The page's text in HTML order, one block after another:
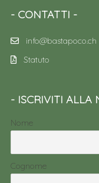
CONTATTI
info@bastapoco.ch
Statuto
ISCRIVITI ALLA
Nome
Cognome